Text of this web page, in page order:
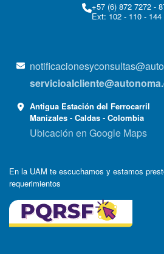
+57 (6) 872 7272 -
Ext: 102 - 110 - 144
Antigua Estación del Ferrocarril
Manizales - Caldas - Colombia
Ubicación en Google Maps
En la UAM te escuchamos y estamos
requerimientos